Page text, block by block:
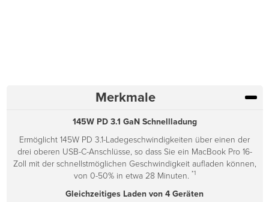
Merkmale
145W PD 3.1 GaN Schnellladung
Ermöglicht 145W PD 3.1-Ladegeschwindigkeiten über einen der
drei oberen USB-C-Anschlüsse, so dass Sie ein MacBook Pro 16-
Zoll mit der schnellstmöglichen Geschwindigkeit aufladen können,
von 0-50% in etwa 28 Minuten. *1
Gleichzeitiges Laden von 4 Geräten